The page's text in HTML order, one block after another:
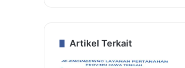
Artikel Terkait